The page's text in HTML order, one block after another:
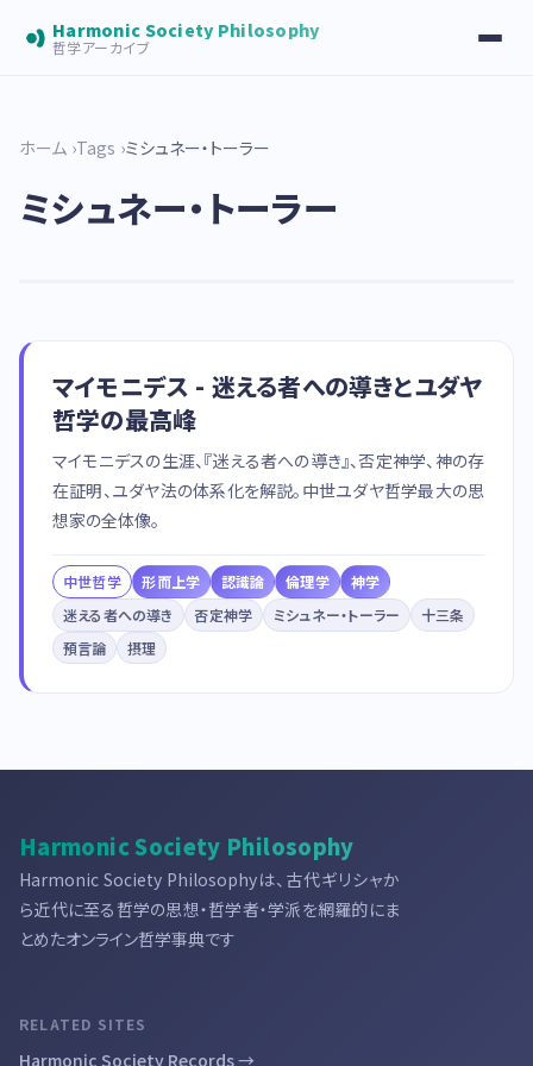
Harmonic Society Philosophy
哲学アーカイブ
ホーム Tags ミシュネー・トーラー
ミシュネー・トーラー
マイモニデス - 迷える者への導きとユダヤ
哲学の最高峰
マイモニデスの生涯、『迷える者への導き』、否定神学、神の存
在証明、ユダヤ法の体系化を解説。中世ユダヤ哲学最大の思
想家の全体像。
中世哲学 形而上学 認識論 倫理学
神学
迷える者への導き
否定神学 ミシュネー・トーラー
十三条
預言論
摂理
Harmonic Society Philosophy
Harmonic Society Philosophyは、古代ギリシャか
ら近代に至る哲学の思想・哲学者・学派を網羅的にま
とめたオンライン哲学事典です
RELATED SITES
Harmonic Society Records →